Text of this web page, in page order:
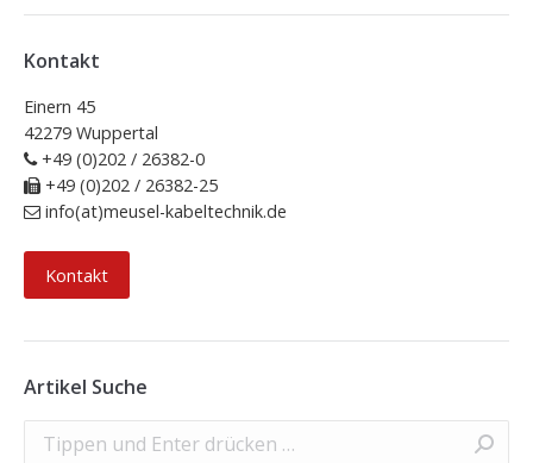
Kontakt
Einern 45
42279 Wuppertal
+49 (0)202 / 26382-0
+49 (0)202 / 26382-25
info(at)meusel-kabeltechnik.de
Kontakt
Artikel Suche
Search: